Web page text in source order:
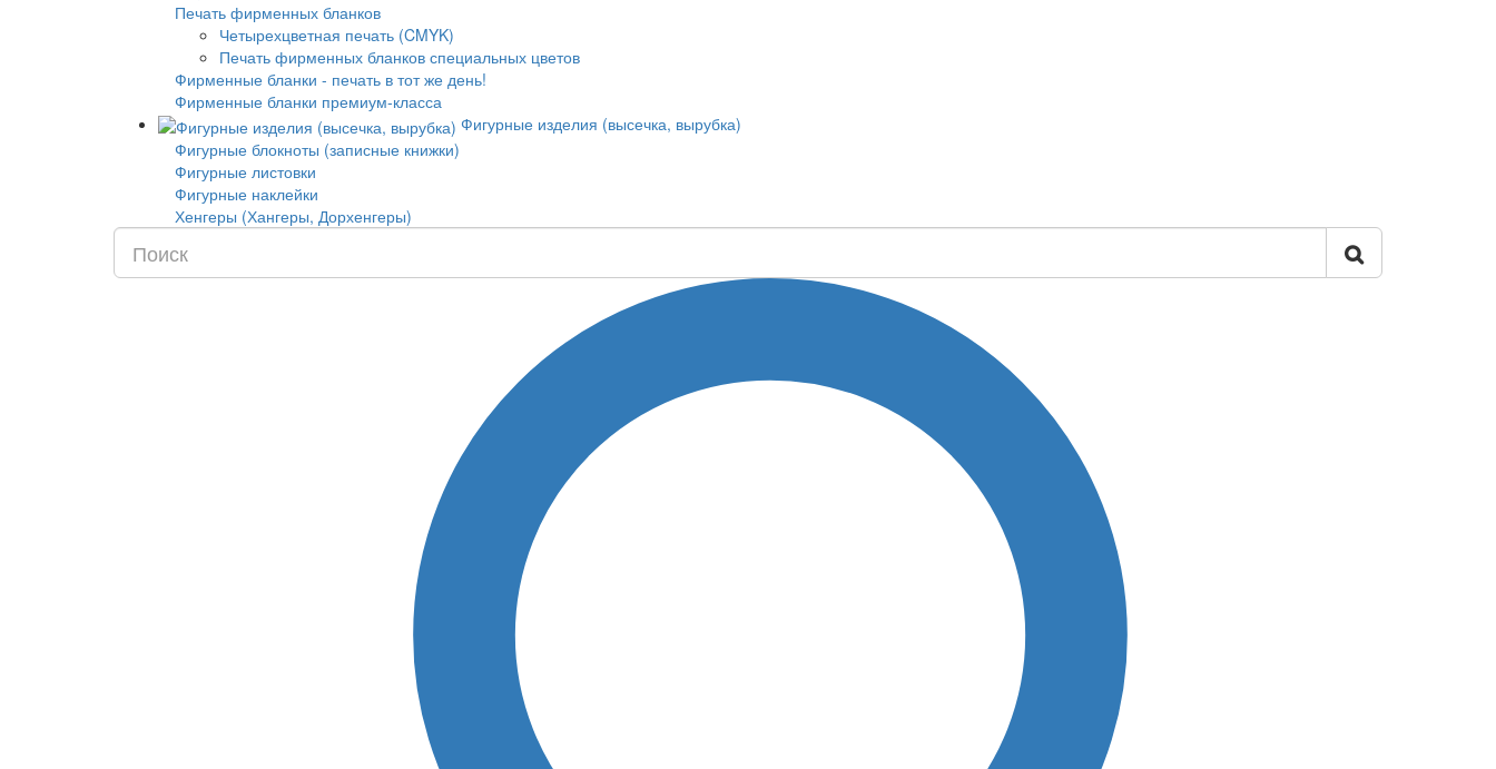
Печать фирменных бланков
Четырехцветная печать (CMYK)
Печать фирменных бланков специальных цветов
Фирменные бланки - печать в тот же день!
Фирменные бланки премиум-класса
Фигурные изделия (высечка, вырубка)
Фигурные блокноты (записные книжки)
Фигурные листовки
Фигурные наклейки
Хенгеры (Хангеры, Дорхенгеры)